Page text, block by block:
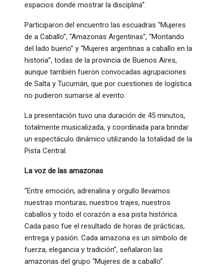
espacios donde mostrar la disciplina”.
Participaron del encuentro las escuadras “Mujeres
de a Caballo”, “Amazonas Argentinas”, “Montando
del lado bueno” y “Mujeres argentinas a caballo en la
historia”, todas de la provincia de Buenos Aires,
aunque también fueron convocadas agrupaciones
de Salta y Tucumán, que por cuestiones de logística
no pudieron sumarse al evento.
La presentación tuvo una duración de 45 minutos,
totalmente musicalizada, y coordinada para brindar
un espectáculo dinámico utilizando la totalidad de la
Pista Central.
La voz de las amazonas
“Entre emoción, adrenalina y orgullo llevamos
nuestras monturas, nuestros trajes, nuestros
caballos y todo el corazón a esa pista histórica.
Cada paso fue el resultado de horas de prácticas,
entrega y pasión. Cada amazona es un símbolo de
fuerza, elegancia y tradición”, señalaron las
amazonas del grupo “Mujeres de a caballo”.